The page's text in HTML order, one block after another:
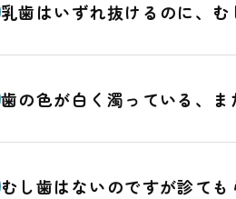
乳歯はいずれ抜けるのに、
歯の色が白く濁っている、ま
むし歯はないのですが診ても